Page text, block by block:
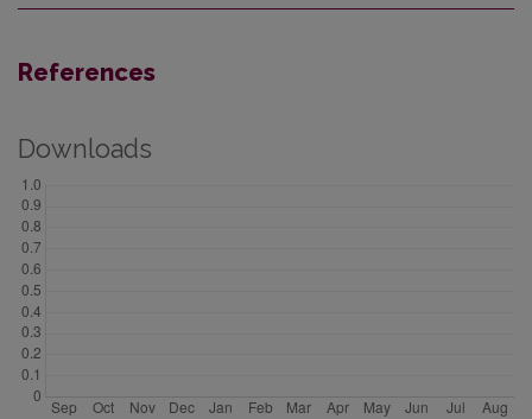
References
Downloads